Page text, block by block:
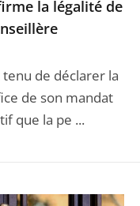
la légalité de
de déclarer la
de son mandat
que la pe ...